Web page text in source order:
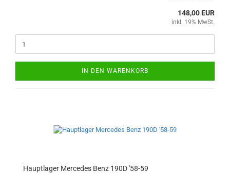
148,00 EUR
inkl. 19% MwSt.
IN DEN WARENKORB
Hauptlager Mercedes Benz 190D '58-59